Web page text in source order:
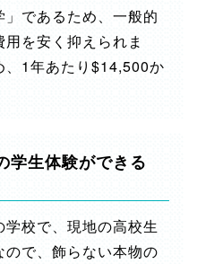
であるため、一般的
を安く抑えられま
、1年あたり$14,500か
学生体験ができる
校で、現地の高校生
で、飾らない本物の